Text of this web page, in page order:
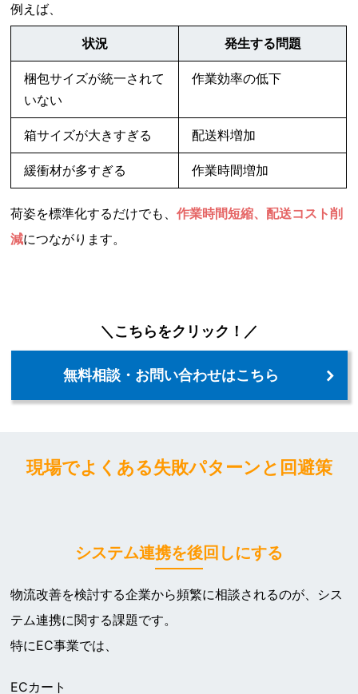
例えば、
状況 発生する問題
梱包サイズが統一されて
いない
作業効率の低下
箱サイズが大きすぎる 配送料増加
緩衝材が多すぎる 作業時間増加
荷姿を標準化するだけでも、作業時間短縮、配送コスト削
減につながります。
＼こちらをクリック！／
無料相談・お問い合わせはこちら
現場でよくある失敗パターンと回避策
システム連携を後回しにする
物流改善を検討する企業から頻繁に相談されるのが、シス
テム連携に関する課題です。
特にEC事業では、
ECカート